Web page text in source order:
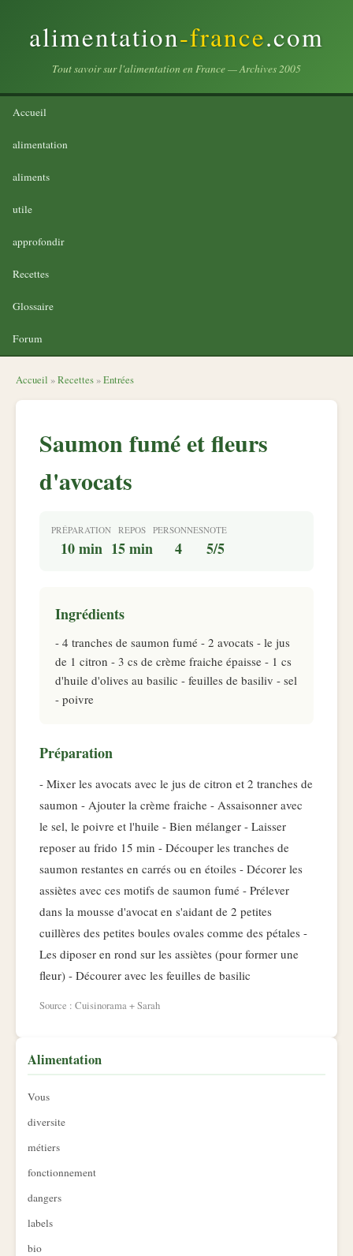
alimentation-france.com
Tout savoir sur l'alimentation en France — Archives 2005
Accueil
alimentation
aliments
utile
approfondir
Recettes
Glossaire
Forum
Accueil »Recettes »Entrées
Saumon fumé et fleurs
d'avocats
PRÉPARATION
10 min
REPOS
15 min
PERSONNES
4
NOTE
5/5
Ingrédients
- 4 tranches de saumon fumé - 2 avocats - le jus
de 1 citron - 3 cs de crème fraiche épaisse - 1 cs
d'huile d'olives au basilic - feuilles de basiliv - sel
- poivre
Préparation
- Mixer les avocats avec le jus de citron et 2 tranches de
saumon - Ajouter la crème fraiche - Assaisonner avec
le sel, le poivre et l'huile - Bien mélanger - Laisser
reposer au frido 15 min - Découper les tranches de
saumon restantes en carrés ou en étoiles - Décorer les
assiètes avec ces motifs de saumon fumé - Prélever
dans la mousse d'avocat en s'aidant de 2 petites
cuillères des petites boules ovales comme des pétales -
Les diposer en rond sur les assiètes (pour former une
fleur) - Décourer avec les feuilles de basilic
Source : Cuisinorama + Sarah
Alimentation
Vous
diversite
métiers
fonctionnement
dangers
labels
bio